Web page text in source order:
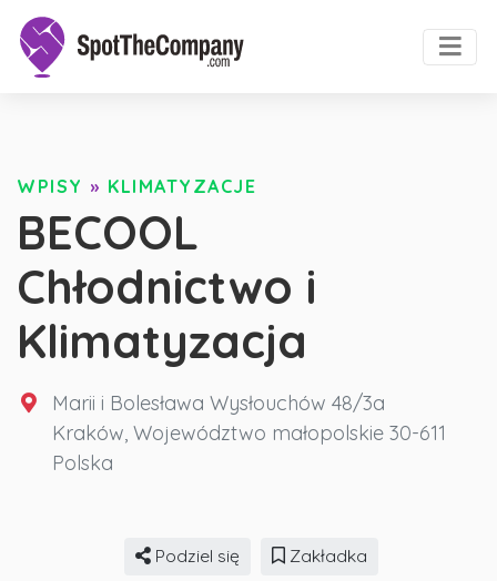
WPISY » KLIMATYZACJE
BECOOL
Chłodnictwo i
Klimatyzacja
Marii i Bolesława Wysłouchów 48/3a
Kraków, Województwo małopolskie 30-611
Polska
Podziel się Zakładka